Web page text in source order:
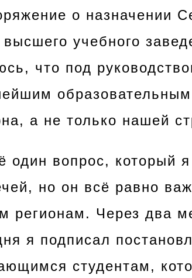
о назначении
высшего учебного
что под
а не только нашей
один вопрос, который
но он всё равно
регионам. Через два
я подписал
студентам,